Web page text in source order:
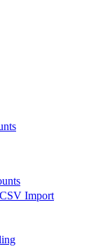
Import